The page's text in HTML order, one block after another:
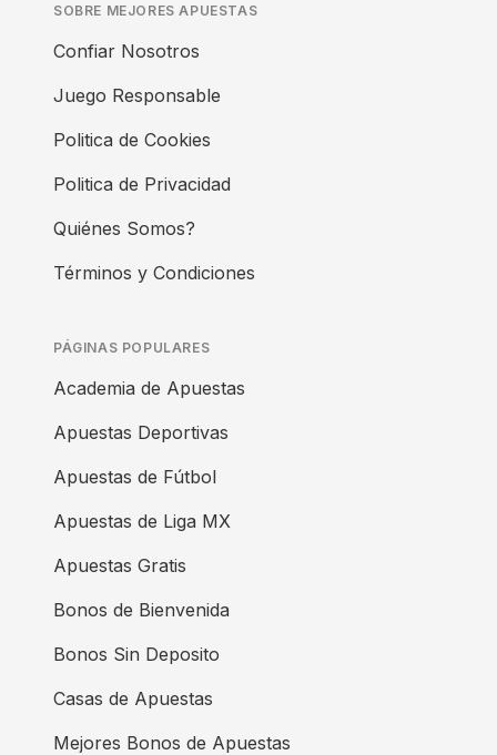
SOBRE MEJORES APUESTAS
Confiar Nosotros
Juego Responsable
Politica de Cookies
Politica de Privacidad
Quiénes Somos?
Términos y Condiciones
PÁGINAS POPULARES
Academia de Apuestas
Apuestas Deportivas
Apuestas de Fútbol
Apuestas de Liga MX
Apuestas Gratis
Bonos de Bienvenida
Bonos Sin Deposito
Casas de Apuestas
Mejores Bonos de Apuestas